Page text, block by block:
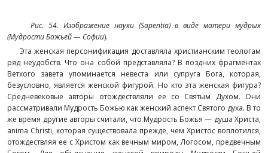
Рис. 54. Изображение науки (Sapentia) в виде матери мудрых
(Мудрости Божьей — Софии).
Эта женская персонификация доставляла христианским теологам
ряд неудобств. Что она собой представляла? В поздних фрагментах
Ветхого завета упоминается невеста или супруга Бога, которая,
безусловно, является женской фигурой. Но кто эта женская фигура?
Средневековые авторы отождествляли ее со Святым Духом. Они
рассматривали Мудрость Божью как женский аспект Святого духа. В то
же время другие авторы считали, что Мудрость Божья — душа Христа,
anima Christi, которая существовала прежде, чем Христос воплотился,
отождествляя ее с Христом как вечным миром, Логосом, предвечным